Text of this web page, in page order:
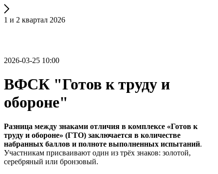
1 и 2 квартал 2026
2026-03-25 10:00
ВФСК "Готов к труду и
обороне"
Разница между знаками отличия в комплексе «Готов к
труду и обороне» (ГТО) заключается в количестве
набранных баллов и полноте выполненных испытаний.
Участникам присваивают один из трёх знаков: золотой,
серебряный или бронзовый.